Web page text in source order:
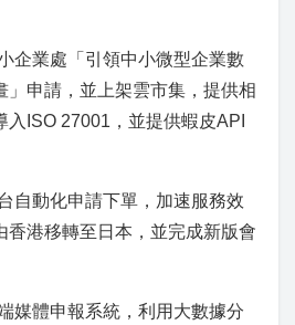
企業處「引領中小微型企業數
」申請，並上架雲市集，提供相
入ISO 27001，並提供蝦皮API
自動化申請下單，加速服務效
香港移轉至日本，並完成新版會
媒體申報系統，利用大數據分